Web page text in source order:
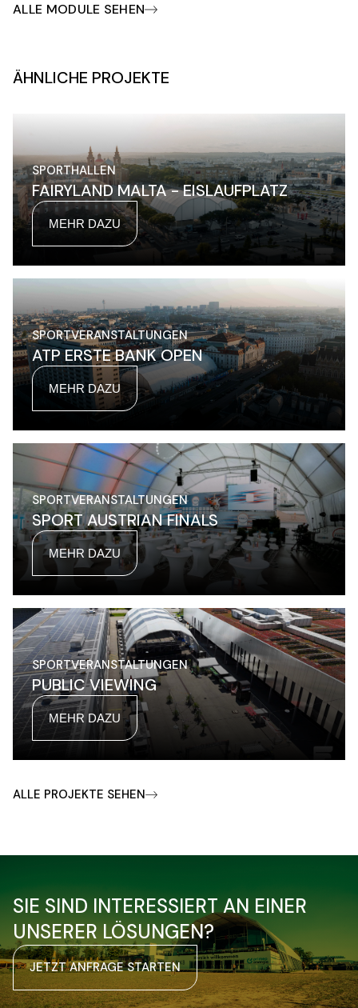
ALLE MODULE SEHEN
ÄHNLICHE PROJEKTE
SPORTHALLEN
FAIRYLAND MALTA - EISLAUFPLATZ
MEHR DAZU
SPORTVERANSTALTUNGEN
ATP ERSTE BANK OPEN
MEHR DAZU
SPORTVERANSTALTUNGEN
SPORT AUSTRIAN FINALS
MEHR DAZU
SPORTVERANSTALTUNGEN
PUBLIC VIEWING
MEHR DAZU
ALLE PROJEKTE SEHEN
SIE SIND INTERESSIERT AN EINER
UNSERER LÖSUNGEN?
JETZT ANFRAGE STARTEN